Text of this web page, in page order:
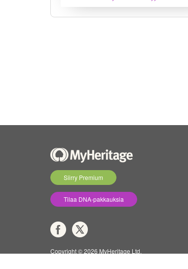
Siirry Premium
Tilaa DNA-pakkauksia
Copyright © 2026 MyHeritage Ltd.